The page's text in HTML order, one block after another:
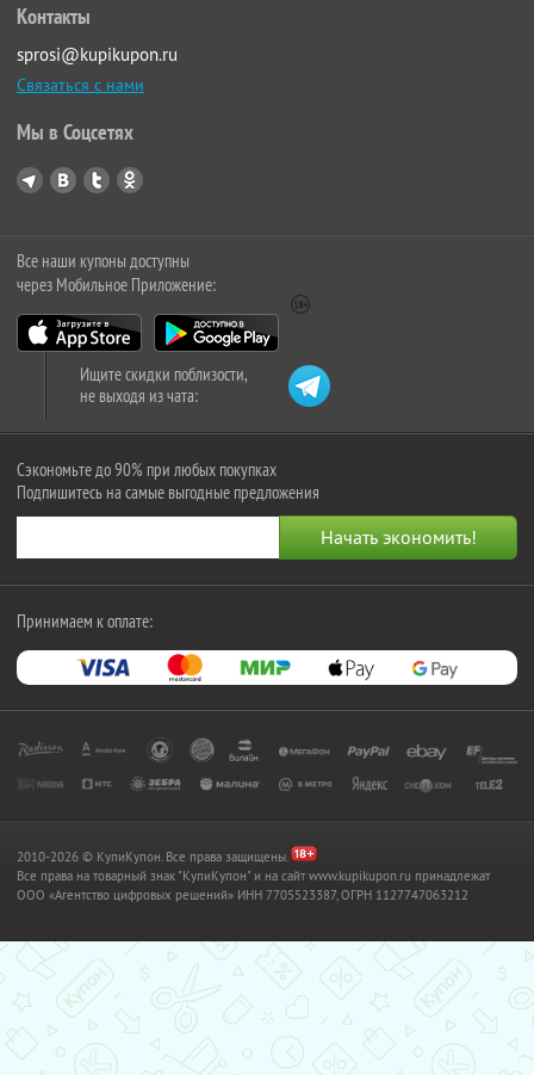
Контакты
sprosi@kupikupon.ru
Связаться с нами
Мы в Соцсетях
Все наши купоны доступны
через Мобильное Приложение:
Ищите скидки поблизости,
не выходя из чата:
Сэкономьте до 90% при любых покупках
Подпишитесь на самые выгодные предложения
Принимаем к оплате:
2010-2026 © КупиКупон. Все права защищены.
Все права на товарный знак "КупиКупон" и на сайт www.kupikupon.ru принадлежат
OOO «Агентство цифровых решений» ИНН 7705523387, ОГРН 1127747063212